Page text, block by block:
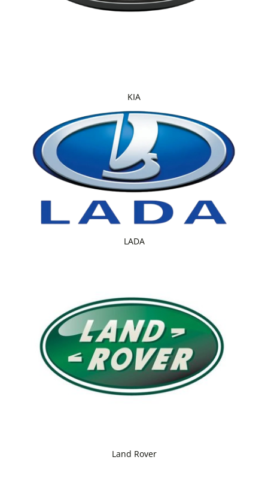
KIA
LADA
Land Rover